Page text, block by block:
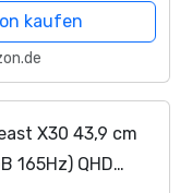
GeForce RTX
11...
kaufen
X30 43,9 cm
165Hz) QHD